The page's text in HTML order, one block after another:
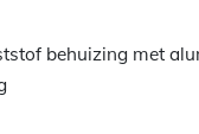
behuizing met